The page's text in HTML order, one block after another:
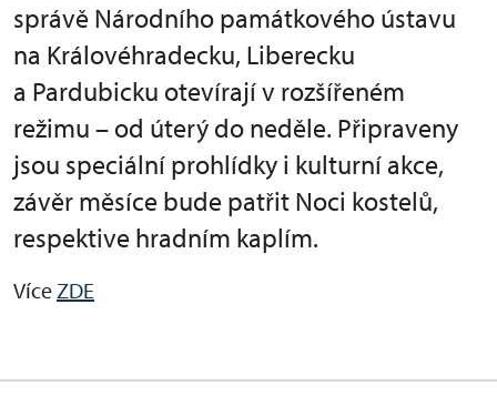
správě Národního památkového ústavu
na Královéhradecku, Liberecku
a Pardubicku otevírají v rozšířeném
režimu – od úterý do neděle. Připraveny
jsou speciální prohlídky i kulturní akce,
závěr měsíce bude patřit Noci kostelů,
respektive hradním kaplím.
VíceZDE